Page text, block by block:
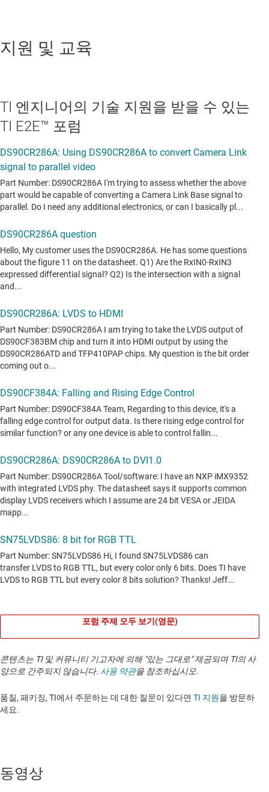
지원 및 교육
TI 엔지니어의 기술 지원을 받을 수 있는
TI E2E™ 포럼
포럼 주제 모두 보기(영문)
콘텐츠는 TI 및 커뮤니티 기고자에 의해 "있는 그대로" 제공되며 TI의 사
양으로 간주되지 않습니다. 사용 약관을 참조하십시오.
품질, 패키징, TI에서 주문하는 데 대한 질문이 있다면 TI 지원을 방문하
세요. ​​​​​​​​​​​​​​
동영상